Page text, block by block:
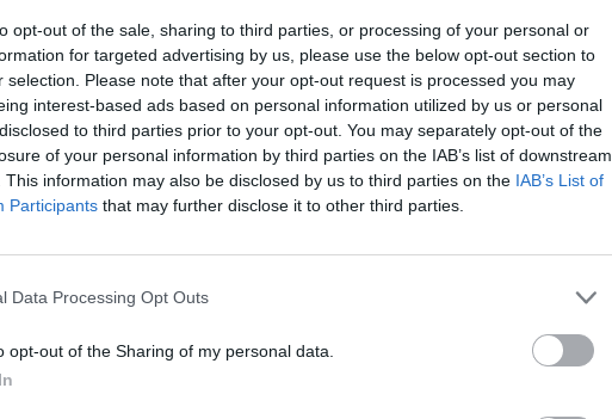
opt-out of the sale, sharing to third parties, or processing of your personal or
for targeted advertising by us, please use the below opt-out section to
selection. Please note that after your opt-out request is processed you may
interest-based ads based on personal information utilized by us or personal
to third parties prior to your opt-out. You may separately opt-out of the
of your personal information by third parties on the IAB’s list of downstream
This information may also be disclosed by us to third parties on the IAB’s List of
Participants that may further disclose it to other third parties.
Data Processing Opt Outs
opt-out of the Sharing of my personal data.
Wirksamkeit
Anzahl Nebenwirkungen
Aber
ändert oder etwas gegen den Husten
0 Kommentare